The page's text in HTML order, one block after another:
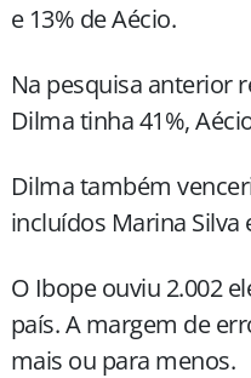
e 13% de Aécio.
Na pesquisa anterior
Dilma tinha 41%,
Dilma também
incluídos Marina Silva
O Ibope ouviu 2.002
país. A margem de
mais ou para menos.